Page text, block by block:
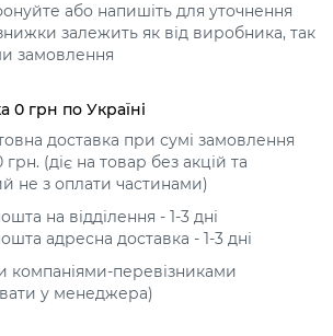
або напишіть для уточнення
залежить як від виробника, так
замовлення
0 грн по Україні
доставка при сумі замовлення
грн. (діє на товар без акцій та
не з оплати частинами)
на відділення - 1-3 дні
адресна доставка - 1-3 дні
компаніями-перевізниками
у менеджера)